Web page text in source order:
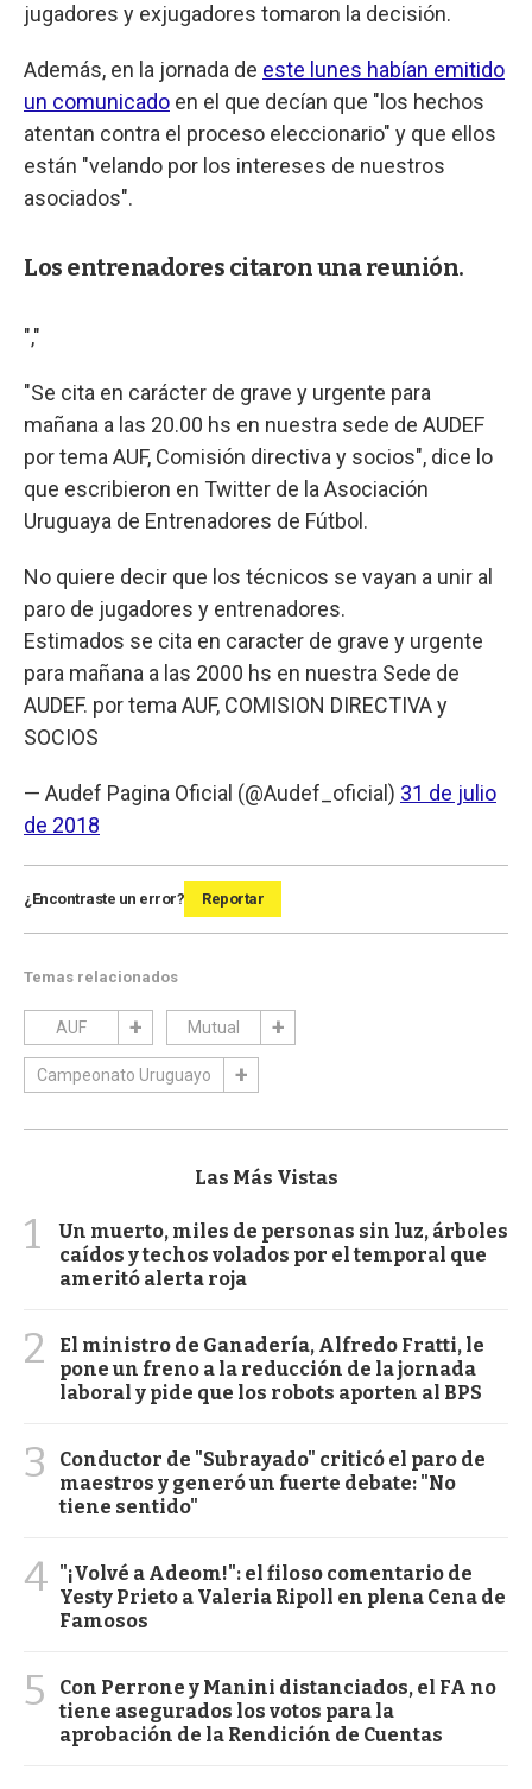
jugadores y exjugadores tomaron la decisión.
Además, en la jornada de este lunes habían emitido
un comunicado en el que decían que "los hechos
atentan contra el proceso eleccionario" y que ellos
están "velando por los intereses de nuestros
asociados".
Los entrenadores citaron una reunión.
","
"Se cita en carácter de grave y urgente para
mañana a las 20.00 hs en nuestra sede de AUDEF
por tema AUF, Comisión directiva y socios", dice lo
que escribieron en Twitter de la Asociación
Uruguaya de Entrenadores de Fútbol.
No quiere decir que los técnicos se vayan a unir al
paro de jugadores y entrenadores.
Estimados se cita en caracter de grave y urgente
para mañana a las 2000 hs en nuestra Sede de
AUDEF. por tema AUF, COMISION DIRECTIVA y
SOCIOS
— Audef Pagina Oficial (@Audef_oficial) 31 de julio
de 2018
¿Encontraste un error? Reportar
Temas relacionados
AUF Mutual
Campeonato Uruguayo
Las Más Vistas
1
Un muerto, miles de personas sin luz, árboles
caídos y techos volados por el temporal que
ameritó alerta roja
2
El ministro de Ganadería, Alfredo Fratti, le
pone un freno a la reducción de la jornada
laboral y pide que los robots aporten al BPS
3
Conductor de "Subrayado" criticó el paro de
maestros y generó un fuerte debate: "No
tiene sentido"
4 "¡Volvé a Adeom!": el filoso comentario de
Yesty Prieto a Valeria Ripoll en plena Cena de
Famosos
5
Con Perrone y Manini distanciados, el FA no
tiene asegurados los votos para la
aprobación de la Rendición de Cuentas